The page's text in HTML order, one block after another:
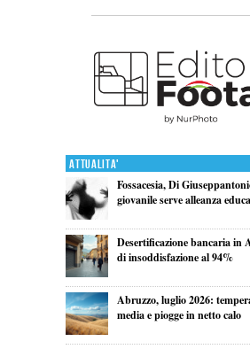
Attualita'
Fossacesia, Di
giovanile serve alleanza
Desertificazione bancaria in
di insoddisfazione al 94%
Abruzzo, luglio 2026:
media e piogge in netto calo